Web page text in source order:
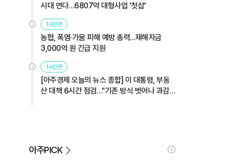
시대 연다…6807억 대형사업 '첫삽'
1시간전
농협, 폭염·가뭄 피해 예방 총력...재해자금
3,000억 원 긴급 지원
1시간전
[아주경제 오늘의 뉴스 종합] 이 대통령, 부동
산 대책 6시간 점검…"기존 방식 벗어나 과감
아주PICK